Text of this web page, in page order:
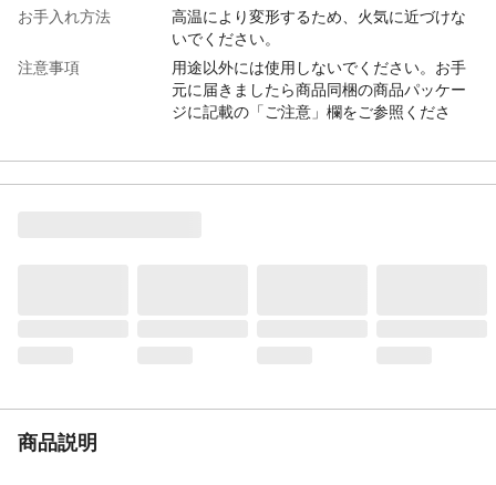
お手入れ方法
高温により変形するため、火気に近づけな
いでください。
注意事項
用途以外には使用しないでください。お手
元に届きましたら商品同梱の商品パッケー
ジに記載の「ご注意」欄をご参照くださ
カラー
ホワイト
ブランド名
azuma
JANコード
商品説明